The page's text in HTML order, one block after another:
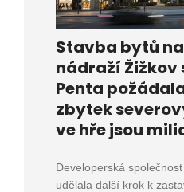
Stavba bytů
nádraží Žižkov
Penta
zbytek
ve hře jsou
Developerská
udělala další krok k